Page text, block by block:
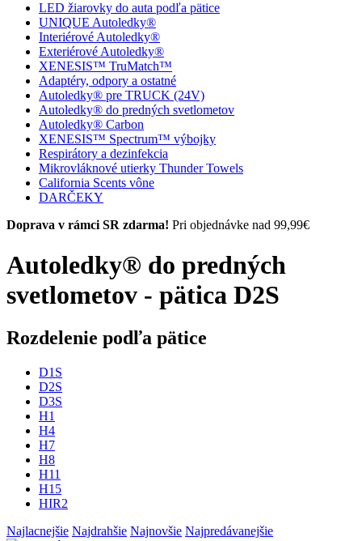
LED žiarovky do auta podľa pätice
UNIQUE Autoledky®
Interiérové Autoledky®
Exteriérové Autoledky®
XENESIS™ TruMatch™
Adaptéry, odpory a ostatné
Autoledky® pre TRUCK (24V)
Autoledky® do predných svetlometov
Autoledky® Carbon
XENESIS™ Spectrum™ výbojky
Respirátory a dezinfekcia
Mikrovláknové utierky Thunder Towels
California Scents vône
DARČEKY
Doprava v rámci SR zdarma! Pri objednávke nad 99,99€
Autoledky® do predných
svetlometov - pätica D2S
Rozdelenie podľa pätice
D1S
D2S
D3S
H1
H4
H7
H8
H11
H15
HIR2
Najlacnejšie Najdrahšie Najnovšie Najpredávanejšie